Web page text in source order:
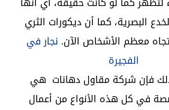
البصرية، كما أن ديكورات الثري
معظم الأشخاص الآن. نجار في
الفجيرة
فإن شركة مقاول دهانات هي
في كل هذه الأنواع من أعمال